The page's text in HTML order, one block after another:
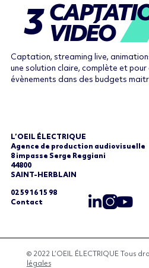
3 VIDÉO
Captation, streaming live,
une solution claire, complète et
évènements dans des budgets
L’OEIL ÉLECTRIQUE
Agence de production audiovisuelle
8 impasse Serge Reggiani
44800
SAINT-HERBLAIN
02 59 16 15 98
Contact
© 2022 L’OEIL ÉLECTRIQUE Tous
légales